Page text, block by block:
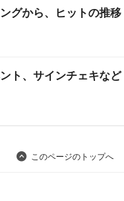
グから、ヒットの推移
ト、サインチェキなど
このページのトップへ